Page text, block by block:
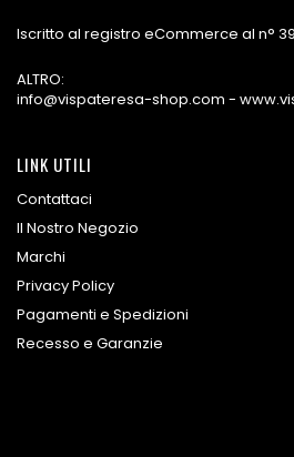
Iscritto al registro eCommerce al n°
ALTRO:
info@vispateresa-shop.com -
LINK UTILI
Contattaci
Il Nostro Negozio
Marchi
Privacy Policy
Pagamenti e Spedizioni
Recesso e Garanzie